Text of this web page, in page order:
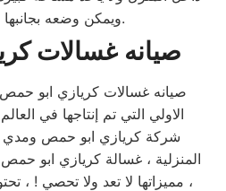
ويمكن وضعه بجانبها لتوفير المساحة.
صيانه غسالات
الاولي التي تم إنتاجها في
شركة كريازي ابو حمص ومدي
المنزلية ، غسالة كريازي ابو
، مميزاتها لا تعد ولا تحصي ! ،